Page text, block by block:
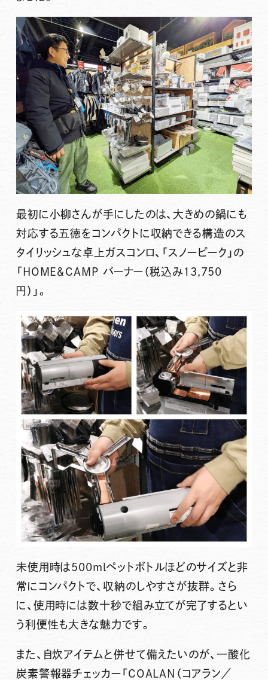
最初に小柳さんが手にしたのは、大きめの鍋にも
対応する五徳をコンパクトに収納できる構造のス
タイリッシュな卓上ガスコンロ、「スノーピーク」の
「HOME＆CAMP バーナー（税込み13,750
円）」 。
未使用時は500mlペットボトルほどのサイズと非
常にコンパクトで、収納のしやすさが抜群。さら
に、使用時には数十秒で組み立てが完了するとい
う利便性も大きな魅力です。
また、自炊アイテムと併せて備えたいのが、一酸化
炭素警報器チェッカー 「COALAN（コアラン／